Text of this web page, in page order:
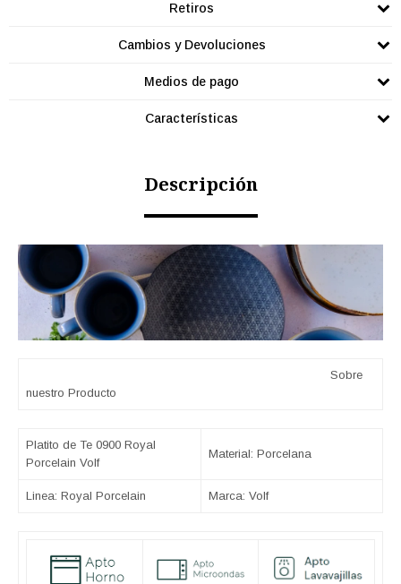
Retiros
Cambios y Devoluciones
Medios de pago
Características
Descripción
Sobre
nuestro Producto
Platito de Te 0900 Royal
Porcelain Volf
Material: Porcelana
Linea: Royal Porcelain Marca: Volf